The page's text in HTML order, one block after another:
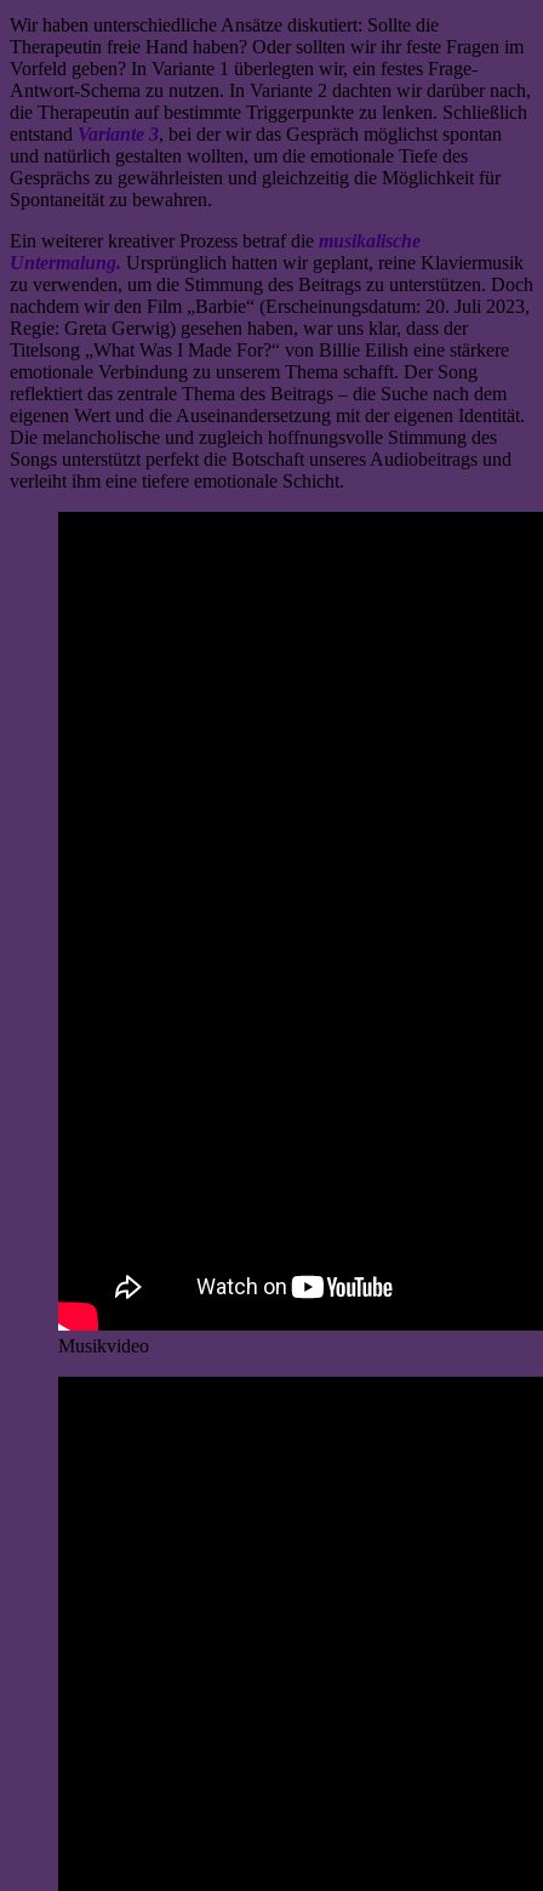
Wir haben unterschiedliche Ansätze diskutiert: Sollte die
Therapeutin freie Hand haben? Oder sollten wir ihr feste Fragen im
Vorfeld geben? In Variante 1 überlegten wir, ein festes Frage-
Antwort-Schema zu nutzen. In Variante 2 dachten wir darüber nach,
die Therapeutin auf bestimmte Triggerpunkte zu lenken. Schließlich
entstand Variante 3, bei der wir das Gespräch möglichst spontan
und natürlich gestalten wollten, um die emotionale Tiefe des
Gesprächs zu gewährleisten und gleichzeitig die Möglichkeit für
Spontaneität zu bewahren.
Ein weiterer kreativer Prozess betraf die musikalische
Untermalung. Ursprünglich hatten wir geplant, reine Klaviermusik
zu verwenden, um die Stimmung des Beitrags zu unterstützen. Doch
nachdem wir den Film „Barbie“ (Erscheinungsdatum: 20. Juli 2023,
Regie: Greta Gerwig) gesehen haben, war uns klar, dass der
Titelsong „What Was I Made For?“ von Billie Eilish eine stärkere
emotionale Verbindung zu unserem Thema schafft. Der Song
reflektiert das zentrale Thema des Beitrags – die Suche nach dem
eigenen Wert und die Auseinandersetzung mit der eigenen Identität.
Die melancholische und zugleich hoffnungsvolle Stimmung des
Songs unterstützt perfekt die Botschaft unseres Audiobeitrags und
verleiht ihm eine tiefere emotionale Schicht.
Musikvideo